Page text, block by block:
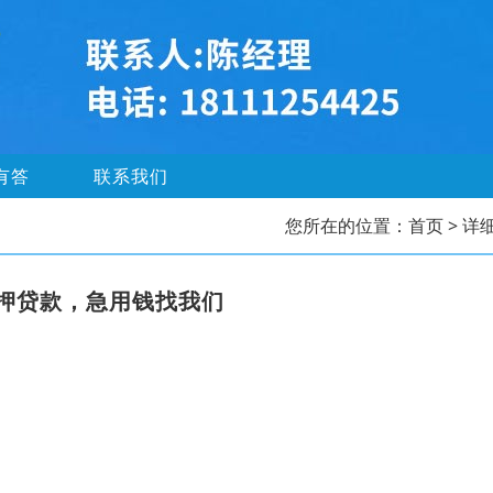
答 联系我们
您所在的位置： 首页> 详
贷款，急用钱找我们